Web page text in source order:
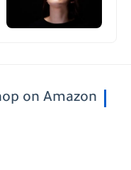
on Amazon